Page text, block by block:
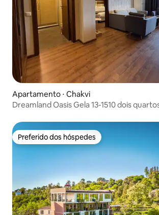
Apartamento ⋅ Chakvi
Dreamland Oasis Gela 13-1510 dois
Preferido dos hóspedes
Preferido dos hóspedes